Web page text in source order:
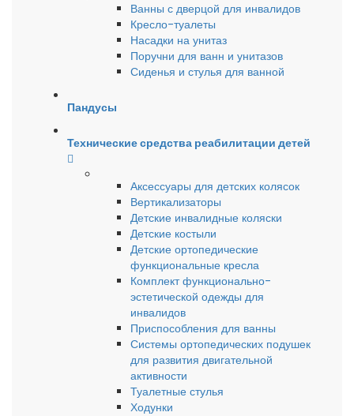
Ванны с дверцой для инвалидов
Кресло-туалеты
Насадки на унитаз
Поручни для ванн и унитазов
Сиденья и стулья для ванной
Пандусы
Технические средства реабилитации детей
Аксессуары для детских колясок
Вертикализаторы
Детские инвалидные коляски
Детские костыли
Детские ортопедические
функциональные кресла
Комплект функционально-
эстетической одежды для
инвалидов
Приспособления для ванны
Системы ортопедических подушек
для развития двигательной
активности
Туалетные стулья
Ходунки